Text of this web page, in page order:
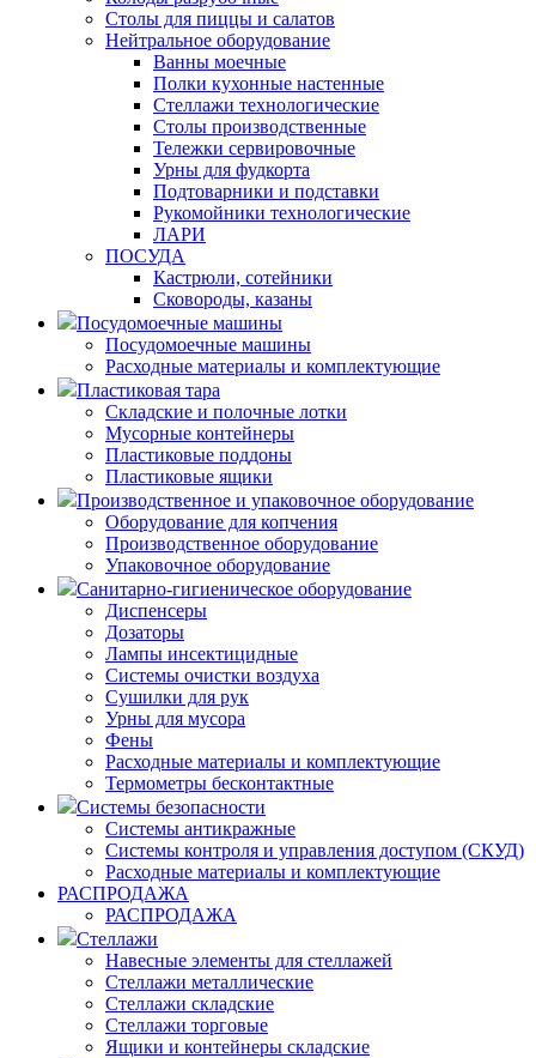
Столы для пиццы и салатов
Нейтральное оборудование
Ванны моечные
Полки кухонные настенные
Стеллажи технологические
Столы производственные
Тележки сервировочные
Урны для фудкорта
Подтоварники и подставки
Рукомойники технологические
ЛАРИ
ПОСУДА
Кастрюли, сотейники
Сковороды, казаны
Посудомоечные машины
Посудомоечные машины
Расходные материалы и комплектующие
Пластиковая тара
Складские и полочные лотки
Мусорные контейнеры
Пластиковые поддоны
Пластиковые ящики
Производственное и упаковочное оборудование
Оборудование для копчения
Производственное оборудование
Упаковочное оборудование
Санитарно-гигиеническое оборудование
Диспенсеры
Дозаторы
Лампы инсектицидные
Системы очистки воздуха
Сушилки для рук
Урны для мусора
Фены
Расходные материалы и комплектующие
Термометры бесконтактные
Системы безопасности
Системы антикражные
Системы контроля и управления доступом (СКУД)
Расходные материалы и комплектующие
РАСПРОДАЖА
РАСПРОДАЖА
Стеллажи
Навесные элементы для стеллажей
Стеллажи металлические
Стеллажи складские
Стеллажи торговые
Ящики и контейнеры складские